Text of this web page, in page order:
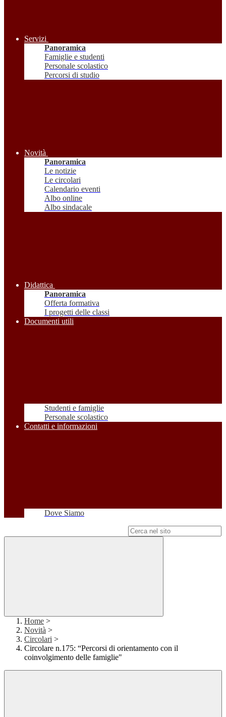
Servizi
Panoramica
Famiglie e studenti
Personale scolastico
Percorsi di studio
Novità
Panoramica
Le notizie
Le circolari
Calendario eventi
Albo online
Albo sindacale
Didattica
Panoramica
Offerta formativa
I progetti delle classi
Documenti utili
Studenti e famiglie
Personale scolastico
Contatti e informazioni
Dove Siamo
Home >
Novità >
Circolari >
Circolare n.175: “Percorsi di orientamento con il
coinvolgimento delle famiglie"